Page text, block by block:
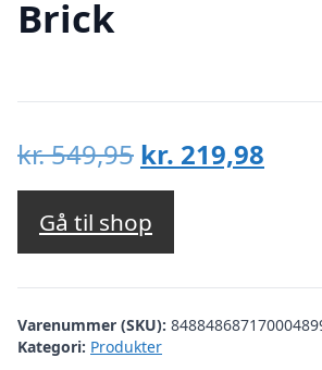
Brick
kr.549,95 Den
oprindelige
pris
var:
kr. 549,95.
kr. 219,98
kr.
Gå til shop
Varenummer (SKU):
Kategori: Produkter